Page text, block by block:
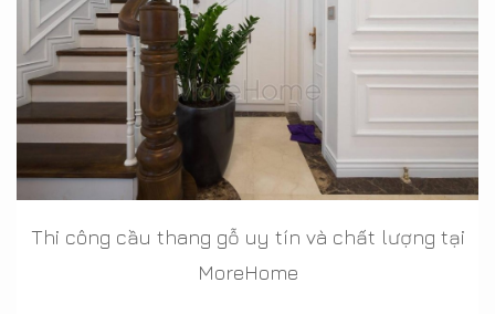
Thi công cầu thang gỗ uy tín và chất lượng tại
MoreHome